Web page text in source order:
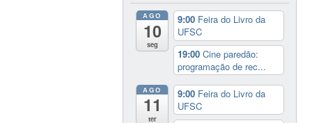
AGO
10
seg
9:00 Feira do Livro da
UFSC
19:00Cine paredão:
programação de rec...
AGO
11
ter
9:00 Feira do Livro da
UFSC